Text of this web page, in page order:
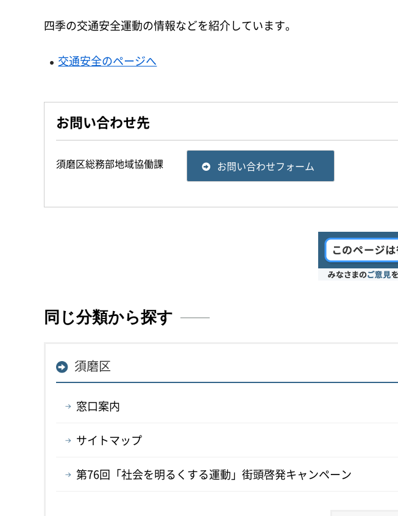
四季の交通安全運動の情報などを紹介しています。
交通安全のページへ
お問い合わせ先
須磨区総務部地域協働課 お問い合わせフォーム
同じ分類から探す
須磨区
窓口案内
サイトマップ
第76回「社会を明るくする運動」街頭啓発キャンペーン